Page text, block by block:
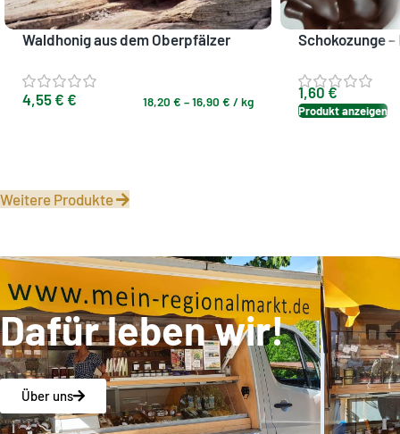
Waldhonig aus dem Oberpfälzer
4,55 € € 18,20 € –16,90 € /kg
Schokozunge
1,60 €
Produkt anzeigen
Weitere Produkte
Dafür leben wir!
Über uns